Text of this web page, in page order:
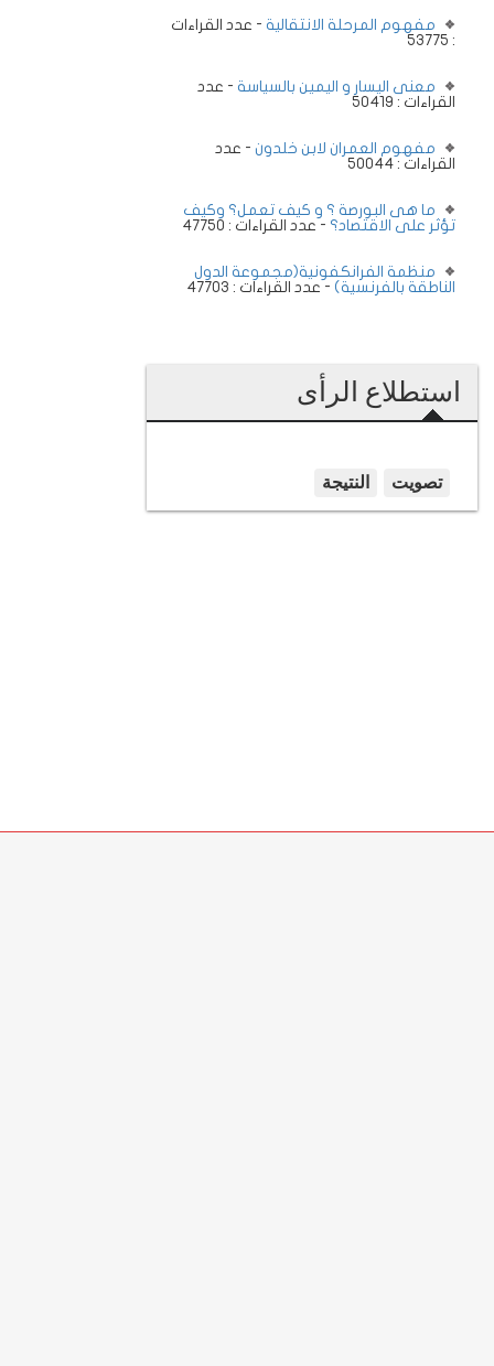
مفهوم المرحلة الانتقالية - عدد القراءات
: 53775
معنى اليسار و اليمين بالسياسة - عدد
القراءات : 50419
مفهوم العمران لابن خلدون - عدد
القراءات : 50044
ما هى البورصة ؟ و كيف تعمل؟ وكيف
تؤثر على الاقتصاد؟ - عدد القراءات : 47750
منظمة الفرانكفونية(مجموعة الدول
الناطقة بالفرنسية) - عدد القراءات : 47703
استطلاع الرأى